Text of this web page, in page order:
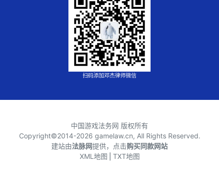
扫码添加邓杰律师微信
中国游戏法务网 版权所有
Copyright©2014-2026 gamelaw.cn, All Rights Reserved.
建站由法脉网提供，点击购买同款网站
XML地图 TXT地图